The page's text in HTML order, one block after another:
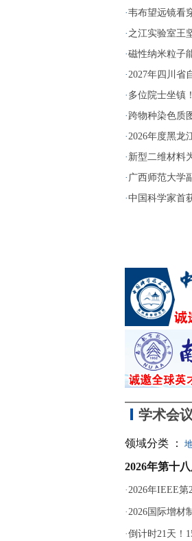
·韦布望远镜看
· 之江实验室王
·磁性纳米粒子
·2027年四川省
· 多位院士坐镇
· 跨物种染色质
·2026年度黑龙
· 新型二维材料
· 广西师范大学
·中国科学家首
学术会议
领域分类 ：
2026年第十
·2026年IEEE第
·2026国际增材
·倒计时21天！